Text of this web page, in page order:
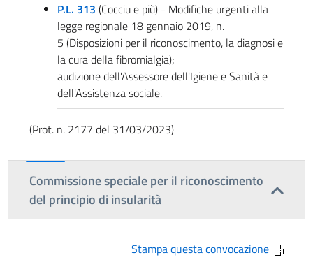
P.L. 313 (Cocciu e più) - Modifiche urgenti alla
legge regionale 18 gennaio 2019, n.
5 (Disposizioni per il riconoscimento, la diagnosi e
la cura della fibromialgia);
audizione dell'Assessore dell'Igiene e Sanità e
dell'Assistenza sociale.
(Prot. n. 2177 del 31/03/2023)
Commissione speciale per il riconoscimento
del principio di insularità
Stampa questa convocazione